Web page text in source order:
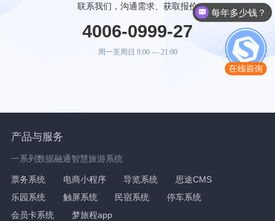
联系我们，沟通需求、获取报价
4006-0999-27
周一至周日 9:00 — 21:00
产品与服务
一系列数据融通智慧旅游系统
票务系统 电商小程序 导览系统
思途CMS
乐园系统
触屏系统 民宿系统
停车系统
会员卡系统
梦旅程app
每年多少钱？